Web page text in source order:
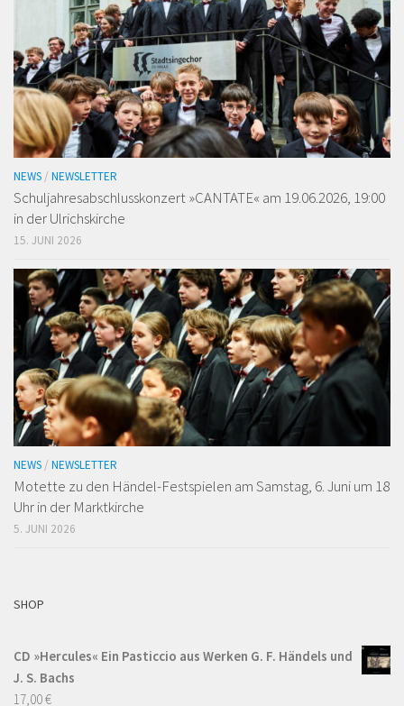
NEWS / NEWSLETTER
Schuljahresabschlusskonzert »CANTATE« am 19.06.2026, 19:00
in der Ulrichskirche
15. JUNI 2026
NEWS / NEWSLETTER
Motette zu den Händel-Festspielen am Samstag, 6. Juni um 18
Uhr in der Marktkirche
5. JUNI 2026
SHOP
CD »Hercules« Ein Pasticcio aus Werken G. F. Händels und
J. S. Bachs
17,00€